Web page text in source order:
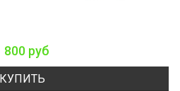
800 руб
КУПИТЬ